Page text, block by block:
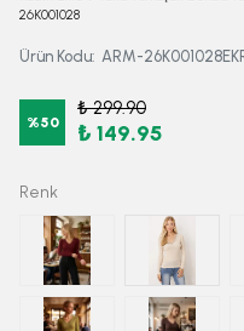
26K001028
Ürün Kodu: ARM-
%50
₺ 299.90
₺ 149.95
Renk